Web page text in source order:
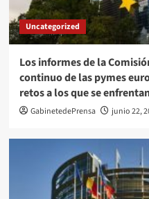
Uncategorized
Los informes de la
continuo de las pymes
retos a los que se
GabinetedePrensa junio 22,